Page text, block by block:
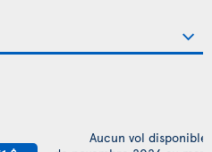
Aucun vol disponible